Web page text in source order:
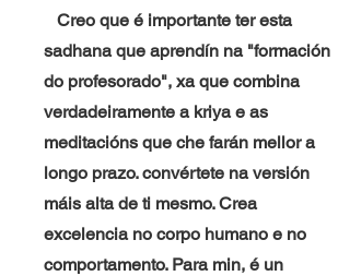
Creo que é importante ter esta
sadhana que aprendín na "formación
do profesorado", xa que combina
verdadeiramente a kriya e as
meditacións que che farán mellor a
longo prazo. convértete na versión
máis alta de ti mesmo. Crea
excelencia no corpo humano e no
comportamento. Para min, é un